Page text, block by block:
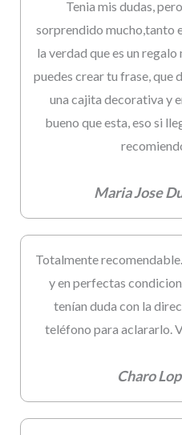
Tenia mis dudas,
sorprendido mucho,tanto
la verdad que es un
puedes crear tu frase, que
una cajita decorativa y
bueno que esta, eso si
Maria Jose
Totalmente
y en perfectas
tenían duda con la
teléfono para aclararlo.
Charo